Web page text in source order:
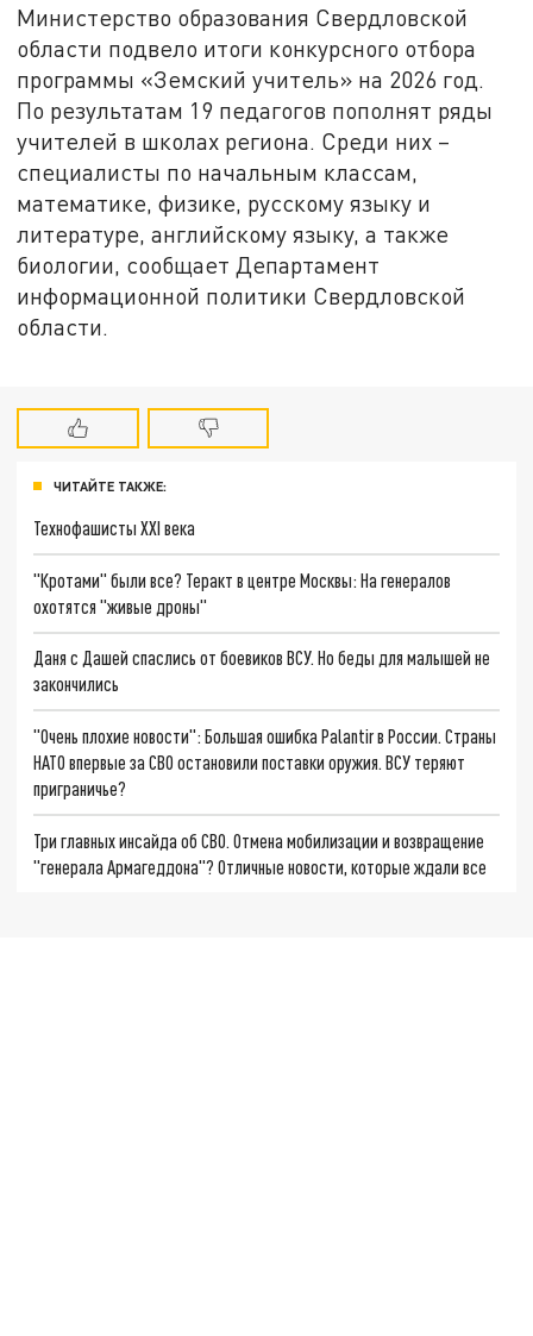
Министерство образования Свердловской
области подвело итоги конкурсного отбора
программы «Земский учитель» на 2026 год.
По результатам 19 педагогов пополнят ряды
учителей в школах региона. Среди них –
специалисты по начальным классам,
математике, физике, русскому языку и
литературе, английскому языку, а также
биологии, сообщает Департамент
информационной политики Свердловской
области.
ЧИТАЙТЕ ТАКЖЕ:
Технофашисты XXI века
"Кротами" были все? Теракт в центре Москвы: На генералов
охотятся "живые дроны"
Даня с Дашей спаслись от боевиков ВСУ. Но беды для малышей не
закончились
"Очень плохие новости": Большая ошибка Palantir в России. Страны
НАТО впервые за СВО остановили поставки оружия. ВСУ теряют
приграничье?
Три главных инсайда об СВО. Отмена мобилизации и возвращение
"генерала Армагеддона"? Отличные новости, которые ждали все